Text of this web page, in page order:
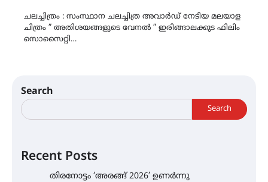
ചലച്ചിത്രം : സംസ്ഥാന ചലച്ചിത്ര അവാർഡ് നേടിയ മലയാള
ചിത്രം ” അതിശയങ്ങളുടെ വേനൽ ” ഇരിങ്ങാലക്കുട ഫിലിം
സൊസൈറ്റി…
Search
Search
Recent Posts
തിരനോട്ടം ‘അരങ്ങ് 2026’ ഉണർന്നു